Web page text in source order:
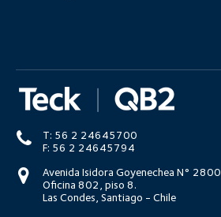
T: 56 2 24645700
F: 56 2 24645794
Avenida Isidora Goyenechea N° 2800,
Oficina 802, piso 8.
Las Condes, Santiago - Chile